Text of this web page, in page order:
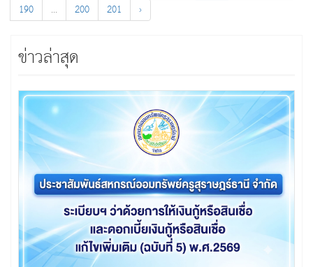
190
... 200 201 ›
ข่าวล่าสุด